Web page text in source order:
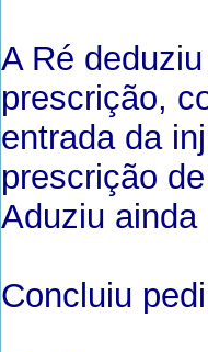
A Ré
prescrição,
entrada da
prescrição
Aduziu
Concluiu